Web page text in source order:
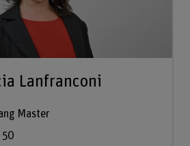
Lanfranconi
Master
50